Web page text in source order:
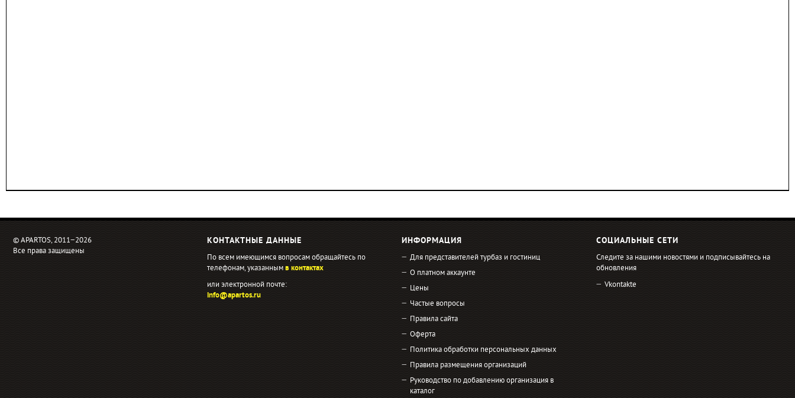
© APARTOS, 2011−2026
Все права защищены
КОНТАКТНЫЕ ДАННЫЕ
По всем имеющимся вопросам обращайтесь по
телефонам, указаннымв контактах
или электронной почте:
info@apartos.ru
ИНФОРМАЦИЯ
Для представителей турбаз и гостиниц
О платном аккаунте
Цены
Частые вопросы
Правила сайта
Оферта
Политика обработки персональных данных
Правила размещения организаций
Руководство по добавлению организация в
каталог
СОЦИАЛЬНЫЕ СЕТИ
Следите за нашими новостями и подписывайтесь на
обновления
Vkontakte